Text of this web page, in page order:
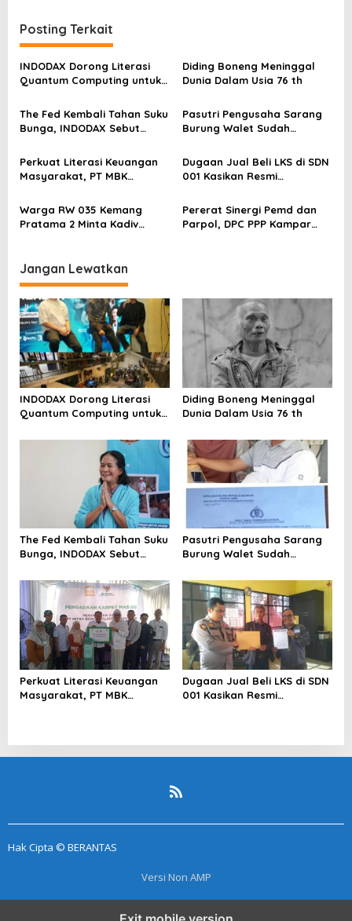
g
a
s
i
p
o
s
Posting Terkait
INDODAX Dorong Literasi
Quantum Computing untuk
Blockchain
Diding Boneng Meninggal
Dunia Dalam Usia 76 th
The Fed Kembali Tahan Suku
Bunga, INDODAX Sebut
Sentimen Pasar
Pasutri Pengusaha Sarang
Burung Walet Sudah
Pelapor Desak Polda Jambi
Segera Lakukan Penahanan
Perkuat Literasi Keuangan
Masyarakat, PT MBK
Karpet Masjid di Pakuhaji
Dugaan Jual Beli LKS di SDN
001 Kasikan Resmi
Kampar, Pemred – Pimum
Metroterkini.id Desak Usut
Kasus Ini
Warga RW 035 Kemang
Pratama 2 Minta Kadiv
Metro Bekasi Kota
Pererat Sinergi Pemd dan
Parpol, DPC PPP Kampar
Jangan Lewatkan
INDODAX Dorong Literasi
Quantum Computing untuk
Blockchain
Diding Boneng Meninggal
Dunia Dalam Usia 76 th
The Fed Kembali Tahan Suku
Bunga, INDODAX Sebut
Sentimen Pasar
Pasutri Pengusaha Sarang
Burung Walet Sudah
Pelapor Desak Polda Jambi
Segera Lakukan Penahanan
Perkuat Literasi Keuangan
Masyarakat, PT MBK
Dugaan Jual Beli LKS di SDN
001 Kasikan Resmi
Hak Cipta © BERANTAS
Versi Non AMP